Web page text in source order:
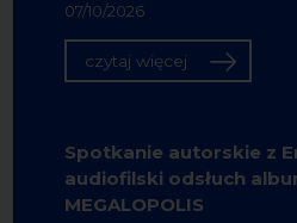
07/10/2026
czytaj więcej
Spotkanie autorskie z
audiofilski odsłuch
MEGALOPOLIS